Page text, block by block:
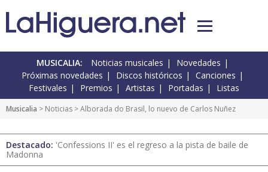
MUSICALIA: Noticias musicales
Novedades
Próximas novedades
Discos históricos
Canciones
Festivales
Premios Artistas Portadas Listas
Musicalia > Noticias > Alborada do Brasil, lo nuevo de Carlos Nuñez
Destacado: 'Confessions II' es el regreso a la pista de baile de
Madonna